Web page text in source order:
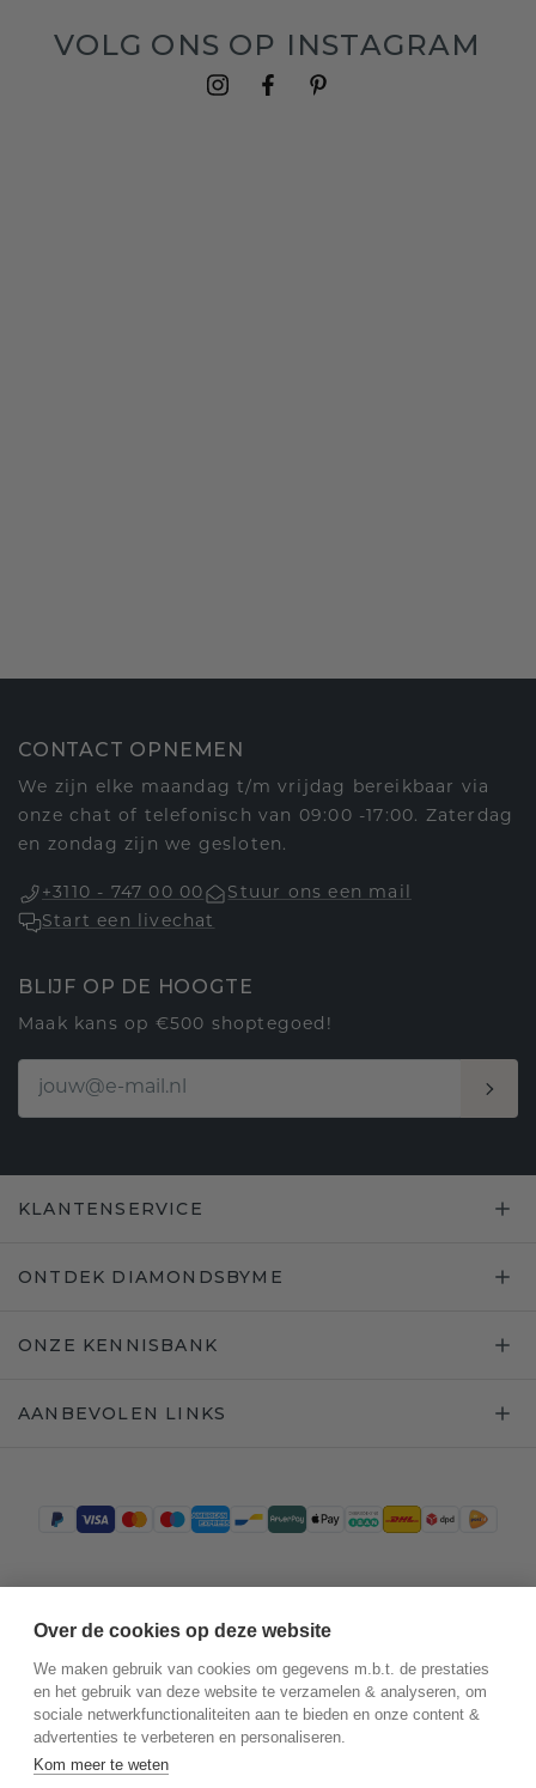
VOLG ONS OP INSTAGRAM
CONTACT OPNEMEN
We zijn elke maandag t/m vrijdag bereikbaar via
onze chat of telefonisch van 09:00 -17:00. Zaterdag
en zondag zijn we gesloten.
+3110 - 747 00 00
Stuur ons een mail
Start een livechat
BLIJF OP DE HOOGTE
Maak kans op €500 shoptegoed!
KLANTENSERVICE
ONTDEK DIAMONDSBYME
ONZE KENNISBANK
AANBEVOLEN LINKS
Over de cookies op deze website
We maken gebruik van cookies om gegevens m.b.t. de prestaties
en het gebruik van deze website te verzamelen & analyseren, om
sociale netwerkfunctionaliteiten aan te bieden en onze content &
advertenties te verbeteren en personaliseren.
Kom meer te weten